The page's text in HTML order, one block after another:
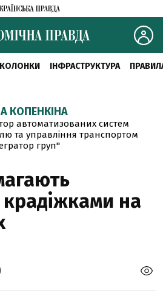
КОЛОНКИ ІНФРАСТРУКТУРА
КОПЕНКІНА
автоматизованих систем
та управління транспортом
груп"
на